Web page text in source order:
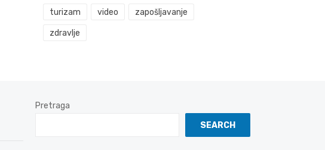
turizam video zapošljavanje
zdravlje
Pretraga
SEARCH